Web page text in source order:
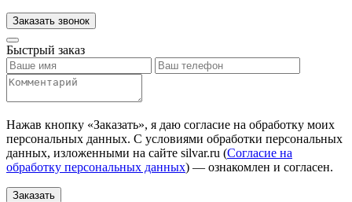
Заказать звонок
Быстрый заказ
Нажав кнопку «Заказать», я даю согласие на обработку моих
персональных данных. С условиями обработки персональных
данных, изложенными на сайте silvar.ru (Согласие на
обработку персональных данных) — ознакомлен и согласен.
Заказать